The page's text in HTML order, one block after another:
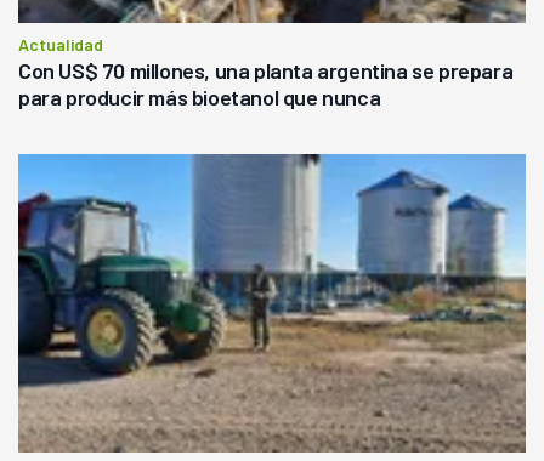
Actualidad
Con US$ 70 millones, una planta argentina se prepara
para producir más bioetanol que nunca